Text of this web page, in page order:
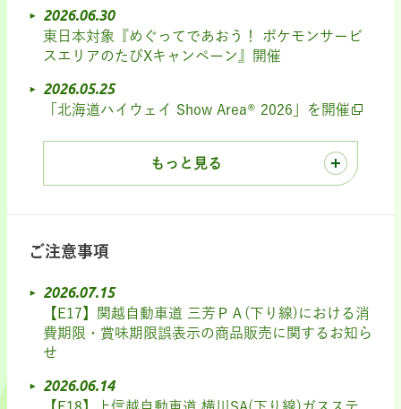
2026.06.30
東日本対象『めぐってであおう！ ポケモンサービ
スエリアのたびXキャンペーン』開催
2026.05.25
「北海道ハイウェイ Show Area® 2026」を開催
もっと見る
ご注意事項
2026.07.15
【E17】関越自動車道 三芳ＰＡ(下り線)における消
費期限・賞味期限誤表示の商品販売に関するお知ら
せ
2026.06.14